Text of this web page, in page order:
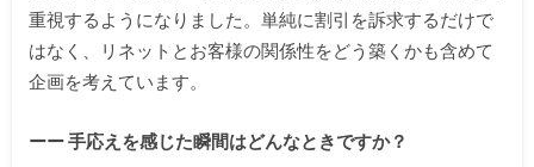
重視するようになりました。単純に割引を訴求するだけで
はなく、リネットとお客様の関係性をどう築くかも含めて
企画を考えています。
ーー 手応えを感じた瞬間はどんなときですか？